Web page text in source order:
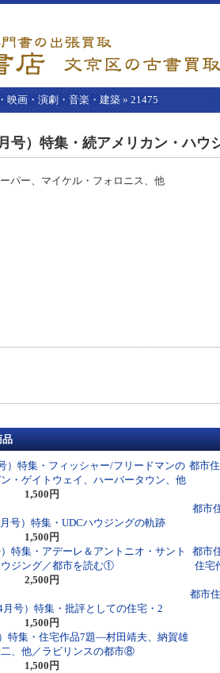
映画・演劇・音楽・建築 » 21475
号）特集・続アメリカン・ハウ
パー、マイケル・フォロニス、他
品
）特集・フィッシャー/フリードマンの
・ゲイトウェイ、ハーバータウン、他
1,500円
都市
号）特集・UDCハウジングの軌跡
1,500円
都市
特集・アデーレ＆アントニオ・サント
ジング／都市を読む①
2,500円
都市
住宅
号）特集・批評としての住宅・2
1,500円
都市
特集・住宅作品7題―村田靖夫、納賀雄
、他／ラビリンスの都市⑧
1,500円